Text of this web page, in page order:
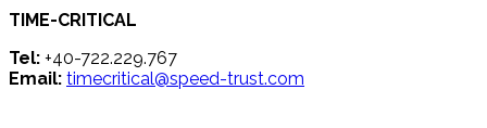
TIME-CRITICAL
Tel: +40-722.229.767
Email: timecritical@speed-trust.com